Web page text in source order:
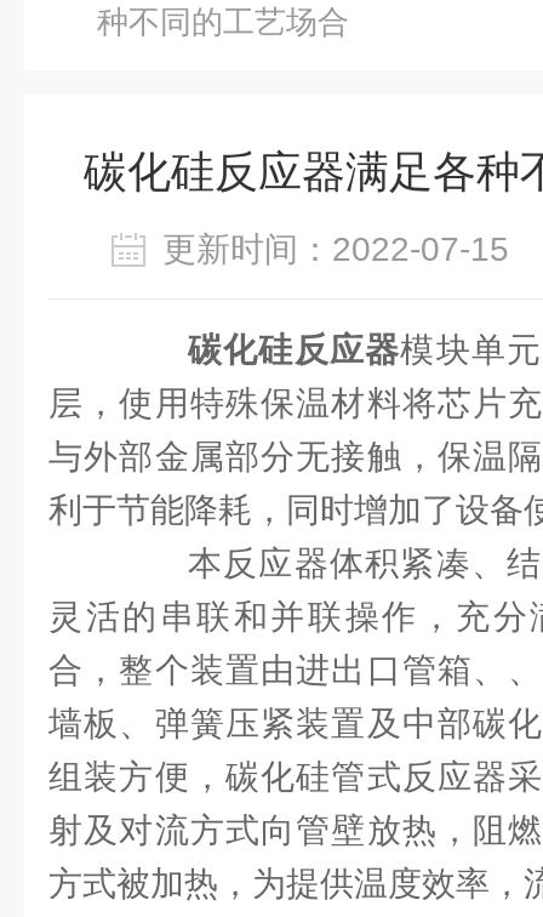
种不同的工艺场合
碳化硅反应器满足各种
更新时间：2022-07-
碳化硅反应器模块单
层，使用特殊保温材料将芯片
与外部金属部分无接触，保温
利于节能降耗，同时增加了设备
本反应器体积紧凑、结
灵活的串联和并联操作，充
合，整个装置由进出口管箱、
墙板、弹簧压紧装置及中部碳
组装方便，碳化硅管式反应器
射及对流方式向管壁放热，阻
方式被加热，为提供温度效率，